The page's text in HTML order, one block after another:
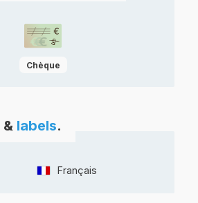
Chèque
& labels.
Français